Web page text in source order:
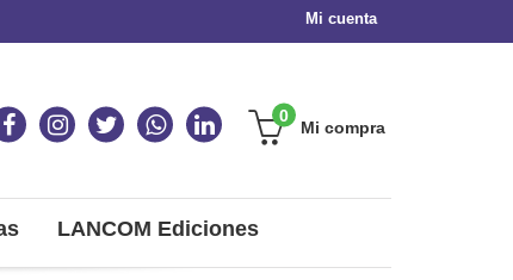
Mi cuenta
Mi compra
0
LANCOM Ediciones